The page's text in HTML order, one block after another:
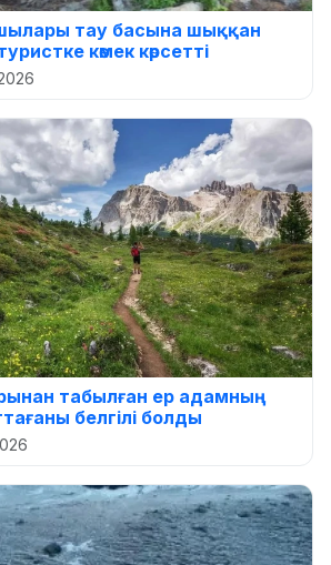
тау басына шыққан
көмек көрсетті
табылған ер адамның
белгілі болды